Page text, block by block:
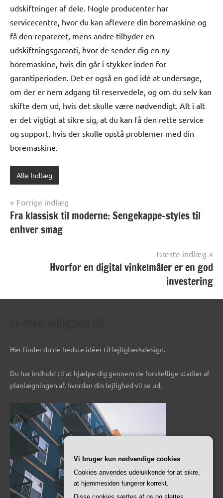
udskiftninger af dele. Nogle producenter har
servicecentre, hvor du kan aflevere din boremaskine og
få den repareret, mens andre tilbyder en
udskiftningsgaranti, hvor de sender dig en ny
boremaskine, hvis din går i stykker inden for
garantiperioden. Det er også en god idé at undersøge,
om der er nem adgang til reservedele, og om du selv kan
skifte dem ud, hvis det skulle være nødvendigt. Alt i alt
er det vigtigt at sikre sig, at du kan få den rette service
og support, hvis der skulle opstå problemer med din
boremaskine.
Alle Indlæg
Indlægsnavigation
Forrige indlæg
Fra klassisk til moderne: Sengekappe-styles til
enhver smag
Næste indlæg
Hvorfor en digital vinkelmåler er en god
investering
Her finder du de bedste idéer til lejlighedsdesign.
Du har indhold til at hjælpe dig gennem de forskellige stadier af
planlægningen af, hvordan din lejlighed vil se ud.
Vi bruger kun nødvendige cookies
Cookies anvendes udelukkende for at sikre,
at hjemmesiden fungerer korrekt.